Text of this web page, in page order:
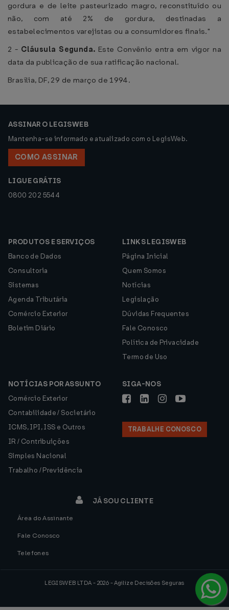
gordura e de leite pasteurizado magro, reconstituído ou
não, com até 2% de gordura, destinadas a
estabelecimentos varejistas ou a consumidores finais."
2 - Cláusula Segunda. Este Convênio entra em vigor na
data da publicação de sua ratificação nacional.
Brasília, DF, 29 de março de 1994.
ASSINAR O LEGISWEB
Mantenha-se informado e atualizado com o LegisWeb.
COMO ASSINAR
LIGUE GRÁTIS
0800 202 5544
PRODUTOS E SERVIÇOS
Banco de Dados
Consultoria
Sistemas
Agenda Tributária
Comércio Exterior
Boletim Diário
LINKS LEGISWEB
Página Inicial
Quem Somos
Notícias
Legislação
Dúvidas Frequentes
Fale Conosco
Política de Privacidade
Termo de Uso
NOTÍCIAS POR ASSUNTO
Comércio Exterior
Contabilidade / Societário
ICMS, IPI, ISS e Outros
IR / Contribuições
Simples Nacional
Trabalho / Previdência
SIGA-NOS
TRABALHE CONOSCO
JÁ SOU CLIENTE
Área do Assinante
Fale Conosco
Telefones
LEGISWEB LTDA - 2026 - Agilize Decisões Seguras